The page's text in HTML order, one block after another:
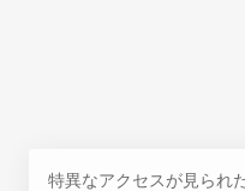
特異なアクセスが見られ